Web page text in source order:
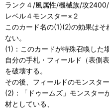
ランク４/風属性/機械族/攻
レベル４モンスター×２
このカード名の(1)(2)の効果は
ない。
(1)：このカードが特殊召喚した
自分の手札・フィールド（表側
を破壊する。
その後、フィールドのモンスタ
(2)：「ドゥームズ」モンスター
材としている、